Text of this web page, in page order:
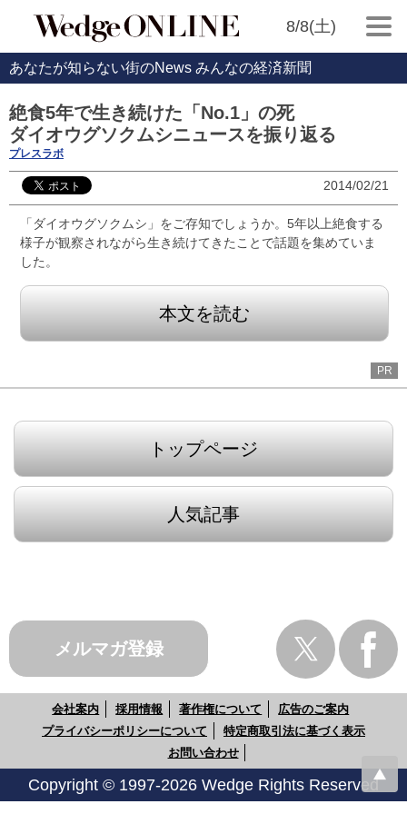
8/8(土)
あなたが知らない街のNews みんなの経済新聞
絶食5年で生き続けた「No.1」の死
ダイオウグソクムシニュースを振り返る
プレスラボ
2014/02/21
「ダイオウグソクムシ」をご存知でしょうか。5年以上絶食する
様子が観察されながら生き続けてきたことで話題を集めていま
した。
本文を読む
PR
トップページ
人気記事
メルマガ登録
会社案内 採用情報 著作権について
広告のご案内
プライバシーポリシーについて
特定商取引法に基づく表示
お問い合わせ
Copyright © 1997-2026 Wedge Rights Reserved